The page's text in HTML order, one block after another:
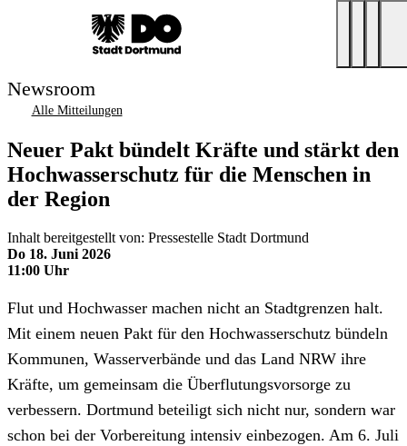
Newsroom
Alle Mitteilungen
Neuer Pakt bündelt Kräfte und stärkt den
Hochwasserschutz für die Menschen in
der Region
Inhalt bereitgestellt von: Pressestelle Stadt Dortmund
Do 18. Juni 2026
11:00 Uhr
Flut und Hochwasser machen nicht an Stadtgrenzen halt.
Mit einem neuen Pakt für den Hochwasserschutz bündeln
Kommunen, Wasserverbände und das Land NRW ihre
Kräfte, um gemeinsam die Überflutungsvorsorge zu
verbessern. Dortmund beteiligt sich nicht nur, sondern war
schon bei der Vorbereitung intensiv einbezogen. Am 6. Juli